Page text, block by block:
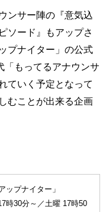
ンサー陣の『意気込
ソード』もアップさ
プナイター」の公式
「もってるアナウンサ
ていく予定となって
むことが出来る企画
ップナイター」
時30分～／土曜 17時50